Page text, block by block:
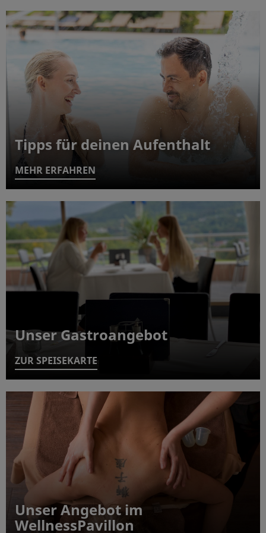
Tipps für deinen Aufenthalt
MEHR ERFAHREN
Unser Gastroangebot
ZUR SPEISEKARTE
Unser Angebot im
WellnessPavillon